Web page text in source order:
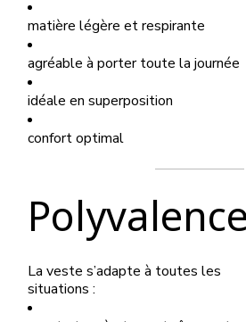
matière légère et respirante
agréable à porter toute la journée
idéale en superposition
confort optimal
La veste s’adapte à toutes les
situations :